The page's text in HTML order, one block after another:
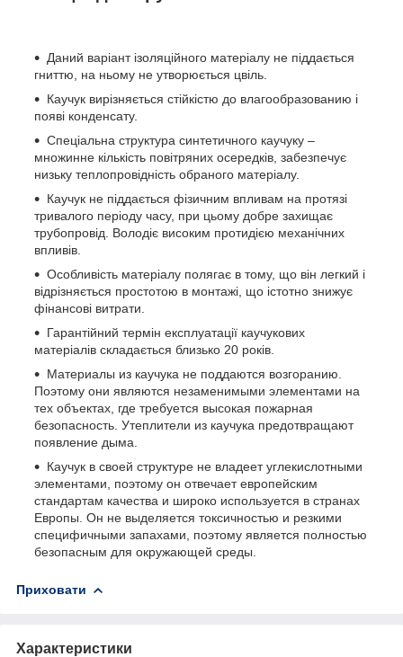
Даний варіант ізоляційного матеріалу не піддається
гниттю, на ньому не утворюється цвіль.
Каучук вирізняється стійкістю до влагообразованию і
появі конденсату.
Спеціальна структура синтетичного каучуку –
множинне кількість повітряних осередків, забезпечує
низьку теплопровідність обраного матеріалу.
Каучук не піддається фізичним впливам на протязі
тривалого періоду часу, при цьому добре захищає
трубопровід. Володіє високим протидією механічних
впливів.
Особливість матеріалу полягає в тому, що він легкий і
відрізняється простотою в монтажі, що істотно знижує
фінансові витрати.
Гарантійний термін експлуатації каучукових
матеріалів складається близько 20 років.
Материалы из каучука не поддаются возгоранию.
Поэтому они являются незаменимыми элементами на
тех объектах, где требуется высокая пожарная
безопасность. Утеплители из каучука предотвращают
появление дыма.
Каучук в своей структуре не владеет углекислотными
элементами, поэтому он отвечает европейским
стандартам качества и широко используется в странах
Европы. Он не выделяется токсичностью и резкими
специфичными запахами, поэтому является полностью
безопасным для окружающей среды.
Приховати
Характеристики